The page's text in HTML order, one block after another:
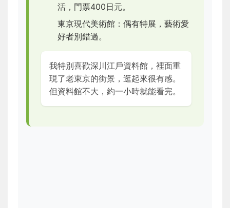
活，門票400日元。
東京現代美術館：偶有特展，藝術愛
好者別錯過。
我特別喜歡深川江戶資料館，裡面重
現了老東京的街景，逛起來很有感。
但資料館不大，約一小時就能看完。